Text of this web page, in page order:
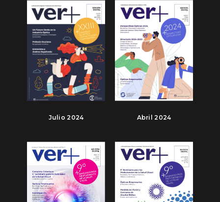
Julio 2024 Abril 2024